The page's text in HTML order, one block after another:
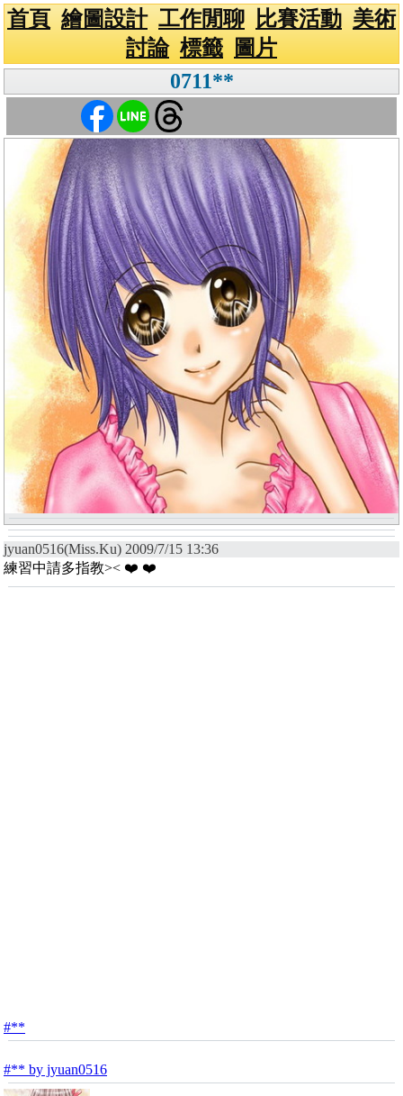
首頁 繪圖設計 工作閒聊 比賽活動 美術
討論 標籤
圖片
0711**
jyuan0516(Miss.Ku) 2009/7/15 13:36
練習中請多指教>< ❤️ ❤️
#**
#** by jyuan0516